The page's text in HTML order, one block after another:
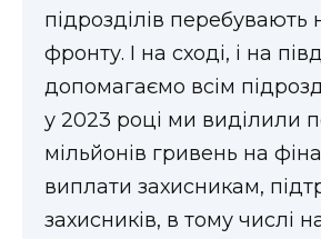
підрозділів перебувають
фронту. І на сході, і на
допомагаємо всім
у 2023 році ми виділили
мільйонів гривень на
виплати захисникам,
захисників, в тому числі на